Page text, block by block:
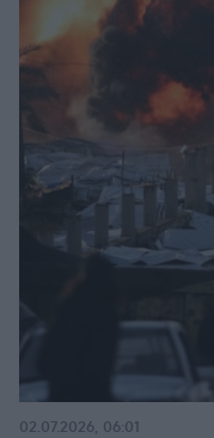
02.07.2026, 06:01